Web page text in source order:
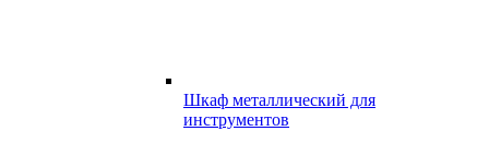
Шкаф металлический для
инструментов